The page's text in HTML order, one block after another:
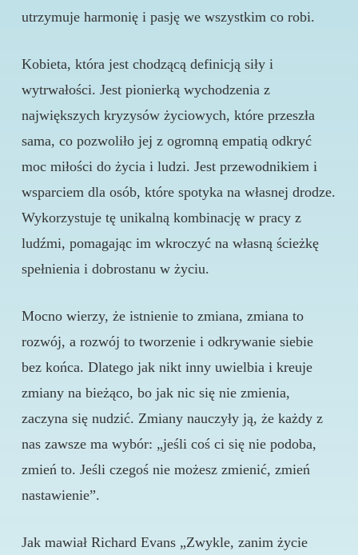
utrzymuje harmonię i pasję we wszystkim co robi.
Kobieta, która jest chodzącą definicją siły i
wytrwałości. Jest pionierką wychodzenia z
największych kryzysów życiowych, które przeszła
sama, co pozwoliło jej z ogromną empatią odkryć
moc miłości do życia i ludzi. Jest przewodnikiem i
wsparciem dla osób, które spotyka na własnej drodze.
Wykorzystuje tę unikalną kombinację w pracy z
ludźmi, pomagając im wkroczyć na własną ścieżkę
spełnienia i dobrostanu w życiu.
Mocno wierzy, że istnienie to zmiana, zmiana to
rozwój, a rozwój to tworzenie i odkrywanie siebie
bez końca. Dlatego jak nikt inny uwielbia i kreuje
zmiany na bieżąco, bo jak nic się nie zmienia,
zaczyna się nudzić. Zmiany nauczyły ją, że każdy z
nas zawsze ma wybór: „jeśli coś ci się nie podoba,
zmień to. Jeśli czegoś nie możesz zmienić, zmień
nastawienie”.
Jak mawiał Richard Evans „Zwykle, zanim życie